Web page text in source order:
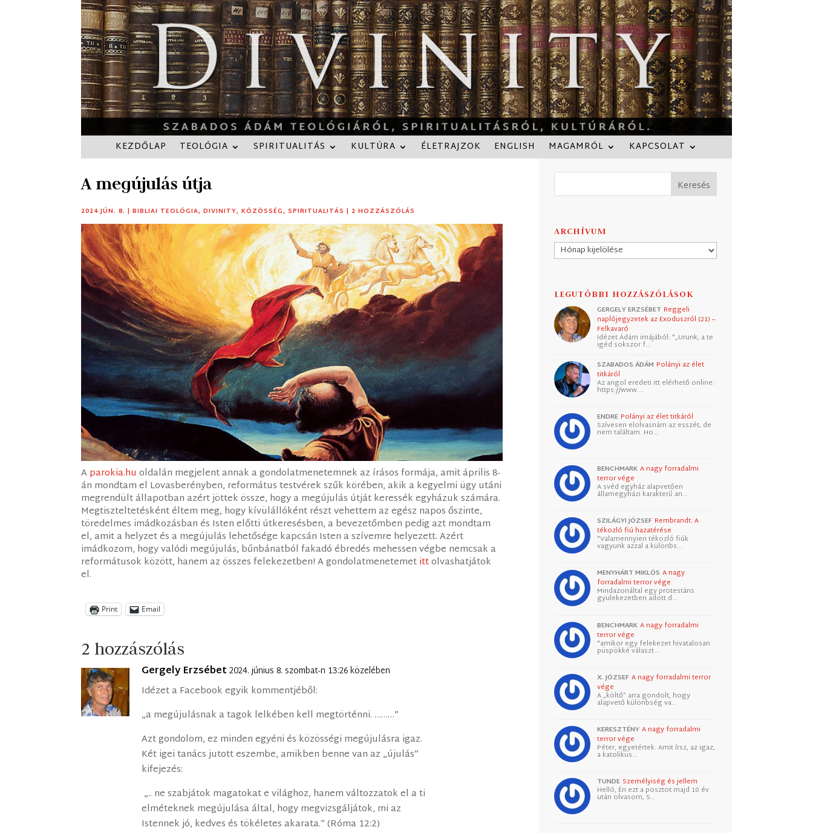
KEZDŐLAP TEOLÓGIA SPIRITUALITÁS KULTÚRA ÉLETRAJZOK ENGLISH MAGAMRÓL KAPCSOLAT
A megújulás útja
2024 JÚN. 8. |BIBLIAI TEOLÓGIA,DIVINITY,KÖZÖSSÉG,SPIRITUALITÁS | 2 HOZZÁSZÓLÁS
Aparokia.hu oldalán megjelent annak a gondolatmenetemnek az írásos formája, amit április 8-
án mondtam el Lovasberényben, református testvérek szűk körében, akik a kegyelmi ügy utáni
megrendült állapotban azért jöttek össze, hogy a megújulás útját keressék egyházuk számára.
Megtiszteltetésként éltem meg, hogy kívülállóként részt vehettem az egész napos őszinte,
töredelmes imádkozásban és Isten előtti útkeresésben, a bevezetőmben pedig azt mondtam
el, amit a helyzet és a megújulás lehetősége kapcsán Isten a szívemre helyezett. Azért
imádkozom, hogy valódi megújulás, bűnbánatból fakadó ébredés mehessen végbe nemcsak a
reformátusok között, hanem az összes felekezetben! A gondolatmenetemetittolvashatjátok
el.
Print Email
2 hozzászólás
Gergely Erzsébet2024. június 8. szombat-n 13:26 közelében
Idézet a Facebook egyik kommentjéből:
„a megújulásnak a tagok lelkében kell megtörténni. ………”
Azt gondolom, ez minden egyéni és közösségi megújulásra igaz.
Két igei tanács jutott eszembe, amikben benne van az „újulás”
kifejezés:
„.. ne szabjátok magatokat e világhoz, hanem változzatok el a ti
elméteknek megújulása által, hogy megvizsgáljátok, mi az
Istennek jó, kedves és tökéletes akarata.” (Róma 12:2)
ARCHÍVUM
Archívum
LEGUTÓBBI HOZZÁSZÓLÁSOK
GERGELY ERZSÉBET Reggeli
naplójegyzetek az Exoduszról (21) –
Felkavaró
Idézet Ádám imájából: "„Urunk, a te
igéd sokszor f…
SZABADOS ÁDÁM Polányi az élet
titkáról
Az angol eredeti itt elérhető online:
https://www.…
ENDRE Polányi az élet titkáról
Szívesen elolvasnám az esszét, de
nem találtam. Ho…
BENCHMARK A nagy forradalmi
terror vége
A svéd egyház alapvetően
államegyházi karakterű an…
SZILÁGYI JÓZSEF Rembrandt: A
tékozló fiú hazatérése
"Valamennyien tékozló fiúk
vagyunk azzal a különbs…
MENYHÁRT MIKLÓS A nagy
forradalmi terror vége
Mindazonáltal egy protestáns
gyülekezetben adott d…
BENCHMARK A nagy forradalmi
terror vége
"amikor egy felekezet hivatalosan
püspökké választ…
X. JÓZSEF A nagy forradalmi terror
vége
A „költő” arra gondolt, hogy
alapvető különbség va…
KERESZTÉNY A nagy forradalmi
terror vége
Péter, egyetértek. Amit írsz, az igaz,
a katolikus…
TUNDE Személyiség és jellem
Helló, Én ezt a posztot majd 10 év
után olvasom, S…